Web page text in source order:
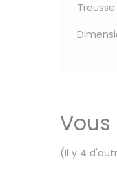
Vous
(Il y 4